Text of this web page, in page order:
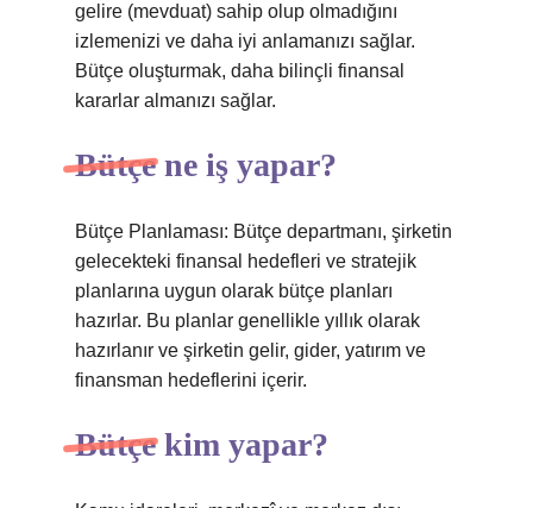
gelire (mevduat) sahip olup olmadığını
izlemenizi ve daha iyi anlamanızı sağlar.
Bütçe oluşturmak, daha bilinçli finansal
kararlar almanızı sağlar.
Bütçe ne iş yapar?
Bütçe Planlaması: Bütçe departmanı, şirketin
gelecekteki finansal hedefleri ve stratejik
planlarına uygun olarak bütçe planları
hazırlar. Bu planlar genellikle yıllık olarak
hazırlanır ve şirketin gelir, gider, yatırım ve
finansman hedeflerini içerir.
Bütçe kim yapar?